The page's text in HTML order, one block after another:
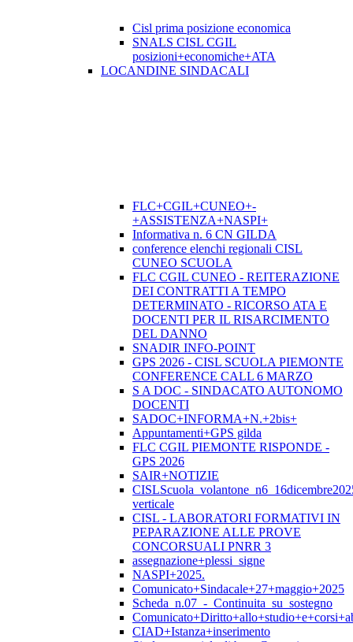
Cisl prima posizione economica
SNALS CISL CGIL
posizioni+economiche+ATA
LOCANDINE SINDACALI
FLC+CGIL+CUNEO+-
+ASSISTENZA+NASPI+
Informativa n. 6 CN GILDA
conference elenchi regionali CISL
CUNEO SCUOLA
FLC CGIL CUNEO - REITERAZIONE
DEI CONTRATTI A TEMPO
DETERMINATO - RICORSO ATA E
DOCENTI PER IL RISARCIMENTO
DEL DANNO
SNADIR INFO-POINT
GPS 2026 - CISL SCUOLA PIEMONTE
CONFERENCE CALL 6 MARZO
S A DOC - SINDACATO AUTONOMO
DOCENTI
SADOC+INFORMA+N.+2bis+
Appuntamenti+GPS gilda
FLC CGIL PIEMONTE RISPONDE -
GPS 2026
SAIR+NOTIZIE
verticale
CISL - LABORATORI FORMATIVI IN
PEPARAZIONE ALLE PROVE
CONCORSUALI PNRR 3
assegnazione+plessi_signe
NASPI+2025.
Comunicato+Sindacale+27+maggio+2025
Scheda_n.07_-_Continuita_su_sostegno
CIAD+Istanza+inserimento